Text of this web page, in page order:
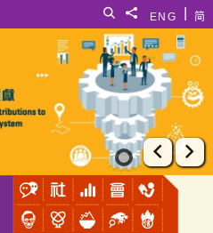
简
ENG
分享給
搜尋
上一張
下